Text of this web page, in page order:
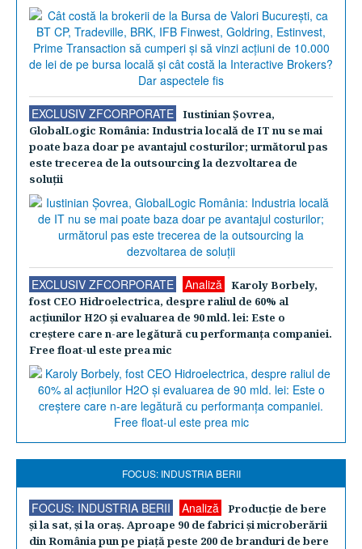
EXCLUSIV ZFCORPORATE
Iustinian Şovrea,
GlobalLogic România: Industria locală de IT nu se mai
poate baza doar pe avantajul costurilor; următorul pas
este trecerea de la outsourcing la dezvoltarea de
soluţii
EXCLUSIV ZFCORPORATE Analiză
Karoly Borbely,
fost CEO Hidroelectrica, despre raliul de 60% al
acţiunilor H2O şi evaluarea de 90 mld. lei: Este o
creştere care n-are legătură cu performanţa companiei.
Free float-ul este prea mic
FOCUS: INDUSTRIA BERII
FOCUS: INDUSTRIA BERII Analiză
Producţie de bere
şi la sat, şi la oraş. Aproape 90 de fabrici şi microberării
din România pun pe piaţă peste 200 de branduri de bere